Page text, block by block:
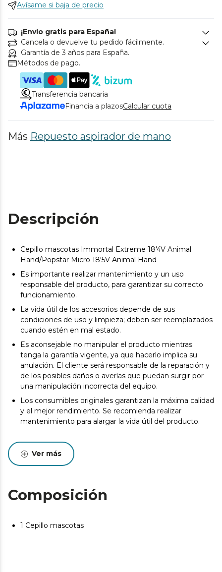
Avísame si baja de precio
¡Envío gratis para España!
Cancela o devuelve tu pedido fácilmente.
Garantía de 3 años para España.
Métodos de pago.
Transferencia bancaria
Financia a plazosCalcular cuota
Más Repuesto aspirador de mano
Descripción
Cepillo mascotas Immortal Extreme 18'4V Animal
Hand/Popstar Micro 18'5V Animal Hand
Es importante realizar mantenimiento y un uso
responsable del producto, para garantizar su correcto
funcionamiento.
La vida útil de los accesorios depende de sus
condiciones de uso y limpieza; deben ser reemplazados
cuando estén en mal estado.
Es aconsejable no manipular el producto mientras
tenga la garantía vigente, ya que hacerlo implica su
anulación. El cliente será responsable de la reparación y
de los posibles daños o averías que puedan surgir por
una manipulación incorrecta del equipo.
Los consumibles originales garantizan la máxima calidad
y el mejor rendimiento. Se recomienda realizar
mantenimiento para alargar la vida útil del producto.
Ver más
Composición
1 Cepillo mascotas